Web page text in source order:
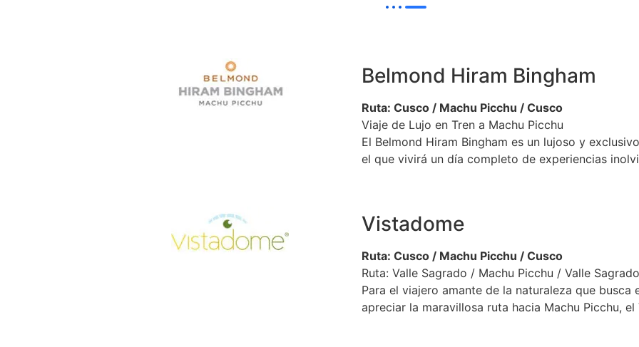
Belmond Hiram Bingham
Ruta: Cusco / Machu Picchu / Cusco
Viaje de Lujo en Tren a Machu Picchu
El Belmond Hiram Bingham es un lujoso y
el que vivirá un día completo de experiencias
Vistadome
Ruta: Cusco / Machu Picchu / Cusco
Ruta: Valle Sagrado / Machu Picchu / Valle
Para el viajero amante de la naturaleza que
apreciar la maravillosa ruta hacia Machu Picchu,